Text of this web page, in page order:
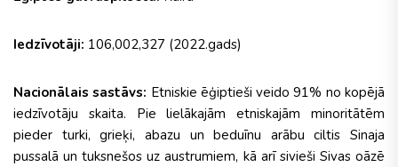
Iedzīvotāji: 106,002,327 (2022.gads)
Nacionālais sastāvs: Etniskie ēģiptieši veido 91% no kopējā
iedzīvotāju skaita. Pie lielākajām etniskajām minoritātēm
pieder turki, grieķi, abazu un beduīnu arābu ciltis Sinaja
pussalā un tuksnešos uz austrumiem, kā arī sivieši Sivas oāzē